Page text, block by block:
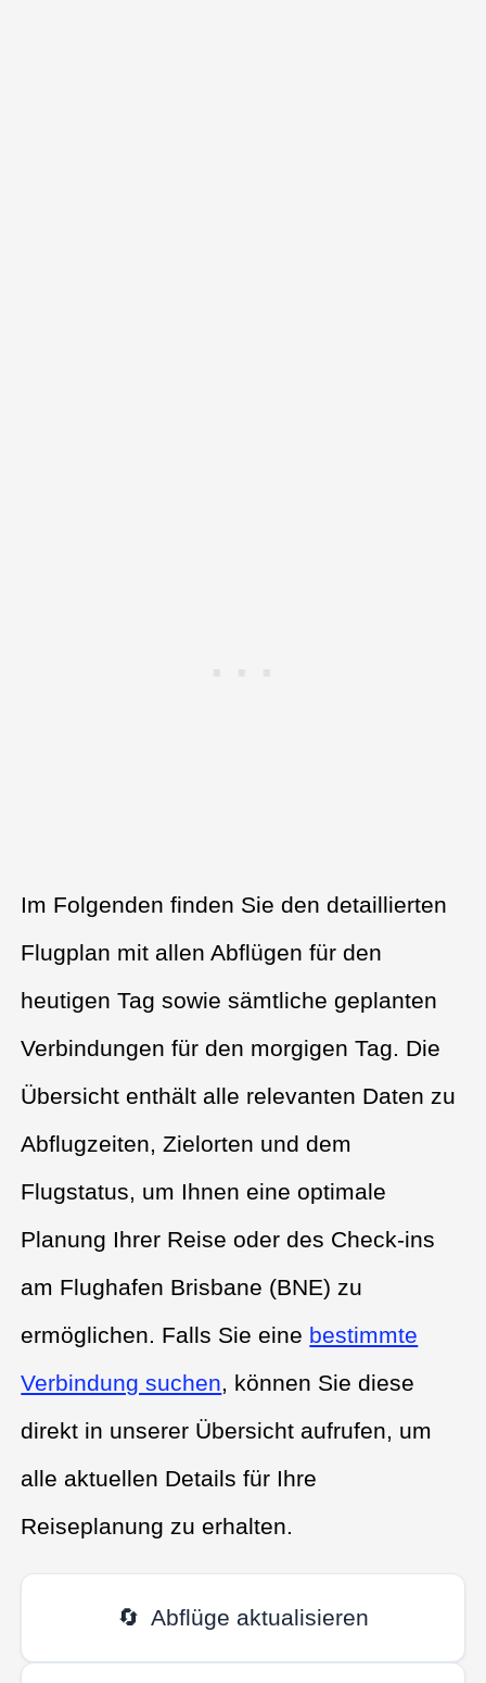
Im Folgenden finden Sie den detaillierten
Flugplan mit allen Abflügen für den
heutigen Tag sowie sämtliche geplanten
Verbindungen für den morgigen Tag. Die
Übersicht enthält alle relevanten Daten zu
Abflugzeiten, Zielorten und dem
Flugstatus, um Ihnen eine optimale
Planung Ihrer Reise oder des Check-ins
am Flughafen Brisbane (BNE) zu
ermöglichen. Falls Sie eine bestimmte
Verbindung suchen, können Sie diese
direkt in unserer Übersicht aufrufen, um
alle aktuellen Details für Ihre
Reiseplanung zu erhalten.
🔄 Abflüge aktualisieren